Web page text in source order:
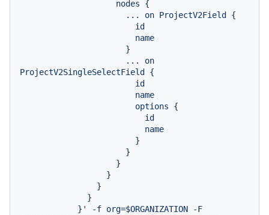
ProjectV2SingleSelectField {